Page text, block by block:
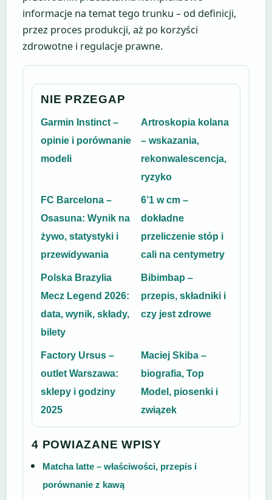
informacje na temat tego trunku – od definicji,
przez proces produkcji, aż po korzyści
zdrowotne i regulacje prawne.
NIE PRZEGAP
Garmin Instinct –
opinie i porównanie
modeli
Artroskopia kolana
– wskazania,
rekonwalescencja,
ryzyko
FC Barcelona –
Osasuna: Wynik na
żywo, statystyki i
przewidywania
6’1 w cm –
dokładne
przeliczenie stóp i
cali na centymetry
Polska Brazylia
Mecz Legend 2026:
data, wynik, składy,
bilety
Bibimbap –
przepis, składniki i
czy jest zdrowe
Factory Ursus –
outlet Warszawa:
sklepy i godziny
2025
Maciej Skiba –
biografia, Top
Model, piosenki i
związek
4 POWIAZANE WPISY
Matcha latte – właściwości, przepis i
porównanie z kawą